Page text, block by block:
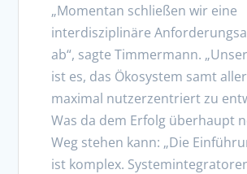
„Momentan schließen wir eine
interdisziplinäre
ab“, sagte Timmermann.
ist es, das Ökosystem samt
maximal nutzerzentriert zu
Was da dem Erfolg überhaupt
Weg stehen kann: „Die
ist komplex.